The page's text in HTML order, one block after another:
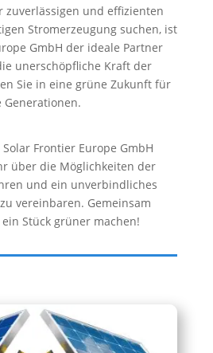
zuverlässigen und effizienten
Stromerzeugung suchen, ist
GmbH der ideale Partner
unerschöpfliche Kraft der
Sie in eine grüne Zukunft für
Frontier Europe GmbH
über die Möglichkeiten der
und ein unverbindliches
vereinbaren. Gemeinsam
Stück grüner machen!